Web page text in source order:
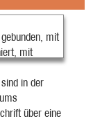
mit
mit
in der
über eine